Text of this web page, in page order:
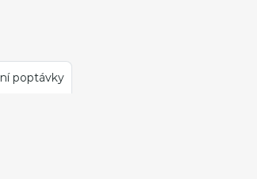
poptávky